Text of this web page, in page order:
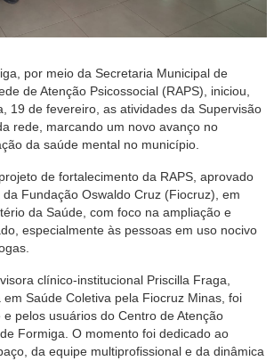
por meio da Secretaria Municipal de
de Atenção Psicossocial (RAPS), iniciou,
19 de fevereiro, as atividades da Supervisão
rede, marcando um novo avanço no
da saúde mental no município.
de fortalecimento da RAPS, aprovado
Fundação Oswaldo Cruz (Fiocruz), em
da Saúde, com foco na ampliação e
especialmente às pessoas em uso nocivo
clínico-institucional Priscilla Fraga,
Saúde Coletiva pela Fiocruz Minas, foi
pelos usuários do Centro de Atenção
Formiga. O momento foi dedicado ao
da equipe multiprofissional e da dinâmica